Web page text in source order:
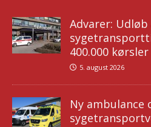
Advarer: Udløb
400.000
5. august 2026
Ny ambulance